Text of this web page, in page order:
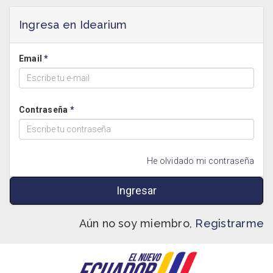
Ingresa en Idearium
Email
Contraseña
He olvidado mi contraseña
Ingresar
Aún no soy miembro, Registrarme